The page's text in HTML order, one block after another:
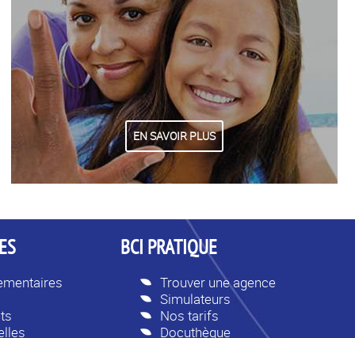
EN SAVOIR PLUS
BCI PRATIQUE
Trouver une agence
Simulateurs
Nos tarifs
Docuthèque